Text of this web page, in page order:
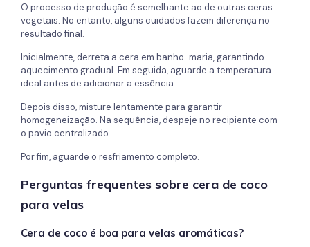
O processo de produção é semelhante ao de outras ceras
vegetais. No entanto, alguns cuidados fazem diferença no
resultado final.
Inicialmente, derreta a cera em banho-maria, garantindo
aquecimento gradual. Em seguida, aguarde a temperatura
ideal antes de adicionar a essência.
Depois disso, misture lentamente para garantir
homogeneização. Na sequência, despeje no recipiente com
o pavio centralizado.
Por fim, aguarde o resfriamento completo.
Perguntas frequentes sobre cera de coco
para velas
Cera de coco é boa para velas aromáticas?